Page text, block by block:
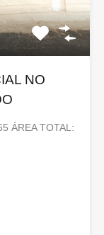
NO
ÁREA TOTAL: